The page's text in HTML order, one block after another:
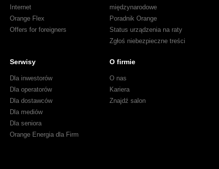
Internet
Orange Flex
Offers for foreigners
międzynarodowe
Poradnik Orange
Status urządzenia na raty
Zgłoś niebezpieczne treści
Serwisy
Dla inwestorów
Dla operatorów
Dla dostawców
Dla mediów
Dla seniora
Orange Energia dla Firm
O firmie
O nas
Kariera
Znajdź salon